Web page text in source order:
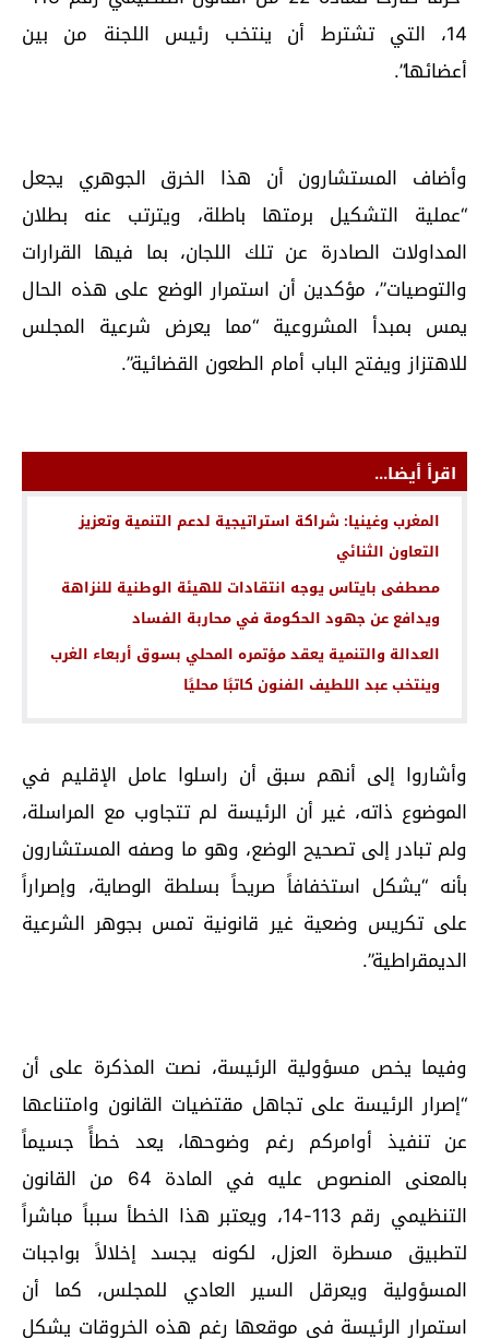
14، التي تشترط أن ينتخب رئيس اللجنة من بين
أعضائها”.
وأضاف المستشارون أن هذا الخرق الجوهري يجعل
“عملية التشكيل برمتها باطلة، ويترتب عنه بطلان
المداولات الصادرة عن تلك اللجان، بما فيها القرارات
والتوصيات”، مؤكدين أن استمرار الوضع على هذه الحال
يمس بمبدأ المشروعية “مما يعرض شرعية المجلس
للاهتزاز ويفتح الباب أمام الطعون القضائية”.
اقرأ أيضا...
المغرب وغينيا: شراكة استراتيجية لدعم التنمية وتعزيز
التعاون الثنائي
مصطفى بايتاس يوجه انتقادات للهيئة الوطنية للنزاهة
ويدافع عن جهود الحكومة في محاربة الفساد
العدالة والتنمية يعقد مؤتمره المحلي بسوق أربعاء الغرب
وينتخب عبد اللطيف الفنون كاتبًا محليًا
وأشاروا إلى أنهم سبق أن راسلوا عامل الإقليم في
الموضوع ذاته، غير أن الرئيسة لم تتجاوب مع المراسلة،
ولم تبادر إلى تصحيح الوضع، وهو ما وصفه المستشارون
بأنه “يشكل استخفافاً صريحاً بسلطة الوصاية، وإصراراً
على تكريس وضعية غير قانونية تمس بجوهر الشرعية
الديمقراطية”.
وفيما يخص مسؤولية الرئيسة، نصت المذكرة على أن
“إصرار الرئيسة على تجاهل مقتضيات القانون وامتناعها
عن تنفيذ أوامركم رغم وضوحها، يعد خطأً جسيماً
بالمعنى المنصوص عليه في المادة 64 من القانون
التنظيمي رقم 113-14، ويعتبر هذا الخطأ سبباً مباشراً
لتطبيق مسطرة العزل، لكونه يجسد إخلالاً بواجبات
المسؤولية ويعرقل السير العادي للمجلس، كما أن
استمرار الرئيسة في موقعها رغم هذه الخروقات يشكل